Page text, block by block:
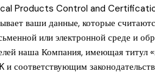
Products Control and
ваши данные, которые
или электронной среде и
наша Компания, имеющая титул
и соответствующим